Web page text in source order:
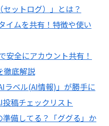
ットログ）」とは？
イムを共有！特徴や使い
安全にアカウント共有！
徹底解説
ラベル(AI情報)」が勝手に
稿チェックリスト
備してる？「ググる」か